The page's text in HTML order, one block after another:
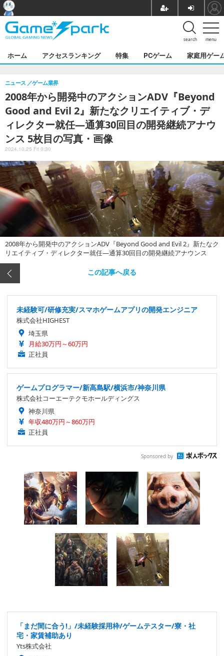
menu
search
ホーム アクセスランキング 特集 PCゲーム 家庭用ゲー
2008年から開発中のアクションADV『Beyond
Good and Evil 2』新たなクリエイティブ・デ
ィレクター就任―通算30回目の開発継続アナウ
ンス 5枚目の写真・画像
ニュース ゲーム業界
2024.10.25 Fri 0:30
2008年から開発中のアクションADV『Beyond Good and Evil 2』新たなク
リエイティブ・ディレクター就任―通算30回目の開発継続アナウンス
この記事へ戻る
未経験可/研修充実/スマホゲームアプリの開発エンジニア
株式会社HIGHEST
埼玉県
月給30万円～60万円
正社員
ゲームプログラマー/新高島駅/横浜市/神奈川県
株式会社コーエーテクモホールディングス
神奈川県
年収480万円～860万円
正社員
Sponsored by
「まだ間に合う!」/未経験採用枠/ゲームテスター/寮・社
宅・家賃補助あり
Yts株式会社